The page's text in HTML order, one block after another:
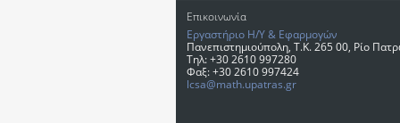
Επικοινωνία
Εργαστήριο Η/Υ & Εφαρμογών
Πανεπιστημιούπολη, T.K. 265 00, Ρίο
Τηλ: +30 2610 997280
Φαξ: +30 2610 997424
lcsa@math.upatras.gr